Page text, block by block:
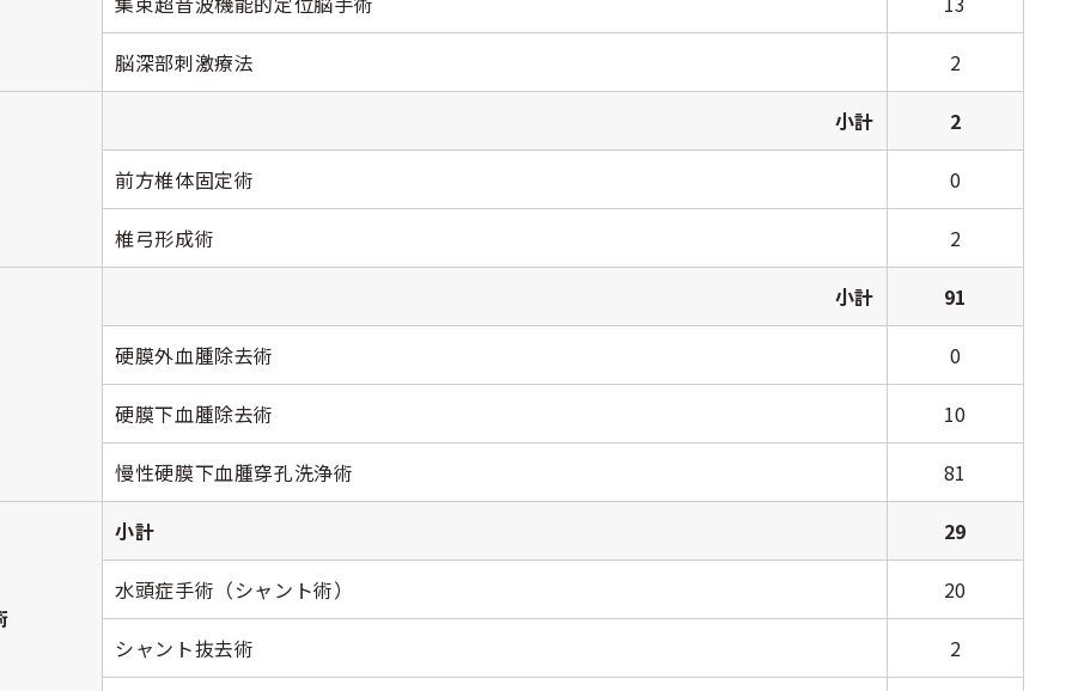
脳深部刺激療法 2
小計 2
前方椎体固定術 0
椎弓形成術 2
小計 91
硬膜外血腫除去術 0
硬膜下血腫除去術 10
慢性硬膜下血腫穿孔洗浄術 81
小計 29
水頭症手術（シャント術） 20
シャント抜去術 2